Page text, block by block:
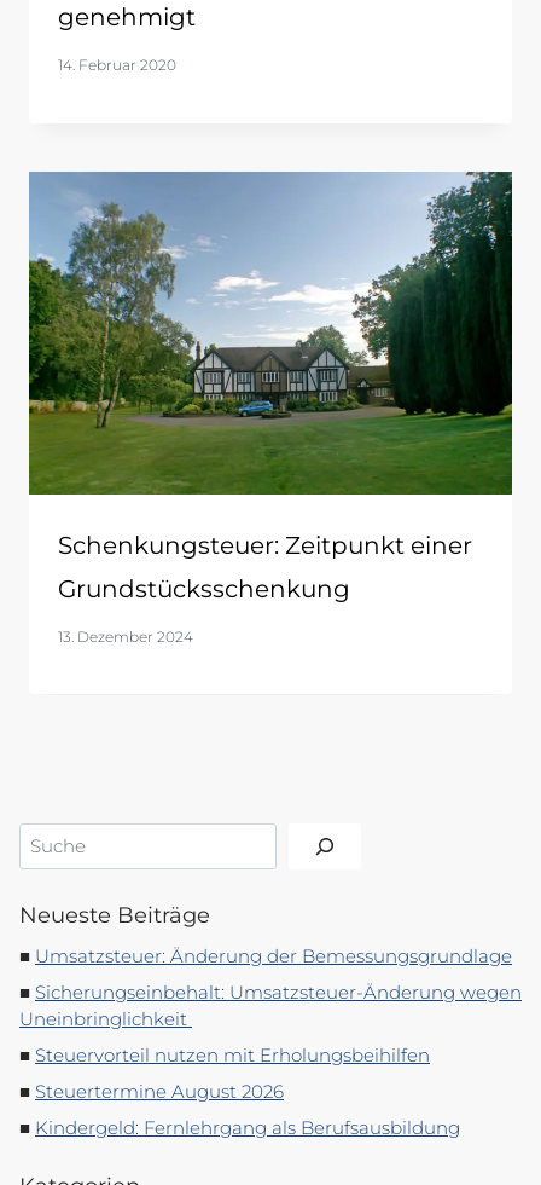
genehmigt
14. Februar 2020
Schenkungsteuer: Zeitpunkt einer
Grundstücksschenkung
13. Dezember 2024
Suchen
Neueste Beiträge
Umsatzsteuer: Änderung der Bemessungsgrundlage
Sicherungseinbehalt: Umsatzsteuer-Änderung wegen
Uneinbringlichkeit
Steuervorteil nutzen mit Erholungsbeihilfen
Steuertermine August 2026
Kindergeld: Fernlehrgang als Berufsausbildung